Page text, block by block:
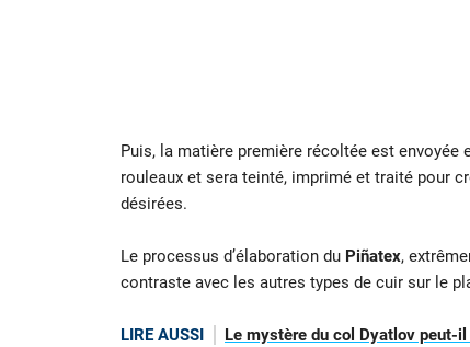
Puis, la matière première récoltée est
rouleaux et sera teinté, imprimé et traité pour
désirées.
Le processus d’élaboration duPiñatex,
contraste avec les autres types de cuir sur le
LIRE AUSSI Le mystère du col Dyatlov peut-